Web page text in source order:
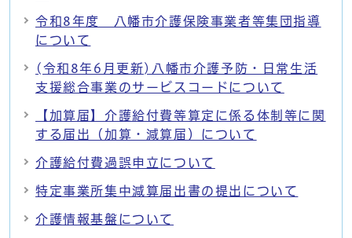
令和8年度 八幡市介護保険事業者等集団指導
について
(令和8年6月更新)八幡市介護予防・日常生活
支援総合事業のサービスコードについて
【加算届】介護給付費等算定に係る体制等に関
する届出（加算・減算届）について
介護給付費過誤申立について
特定事業所集中減算届出書の提出について
介護情報基盤について